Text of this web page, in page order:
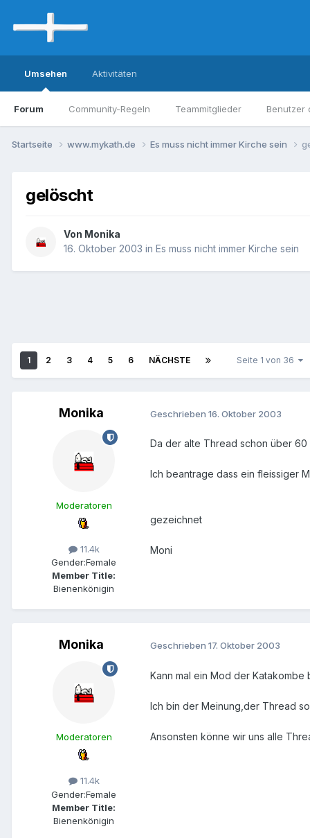
Umsehen
Forum Community-Regeln Teammitglieder Benutzer
Aktivitäten
Startseite www.mykath.de Es muss nicht immer Kirche sein
gelöscht
Von Monika
16. Oktober 2003 in Es muss nicht immer Kirche sein
1 2 3 4 5 6 NÄCHSTE Seite 1 von 36
Monika
Moderatoren
11.4k
Gender:Female
Member Title:
Bienenkönigin
Geschrieben 16. Oktober 2003
Da der alte Thread schon über
Ich beantrage dass ein fleissiger
gezeichnet
Moni
Monika
Moderatoren
11.4k
Gender:Female
Member Title:
Bienenkönigin
Geschrieben 17. Oktober 2003
Kann mal ein Mod der
Ich bin der Meinung,der Thread
Ansonsten könne wir uns alle